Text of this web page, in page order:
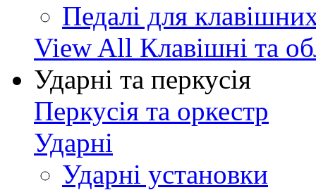
Педалі для
View All Клавішні та
Ударні та перкусія
Перкусія та оркестр
Ударні
Ударні установки